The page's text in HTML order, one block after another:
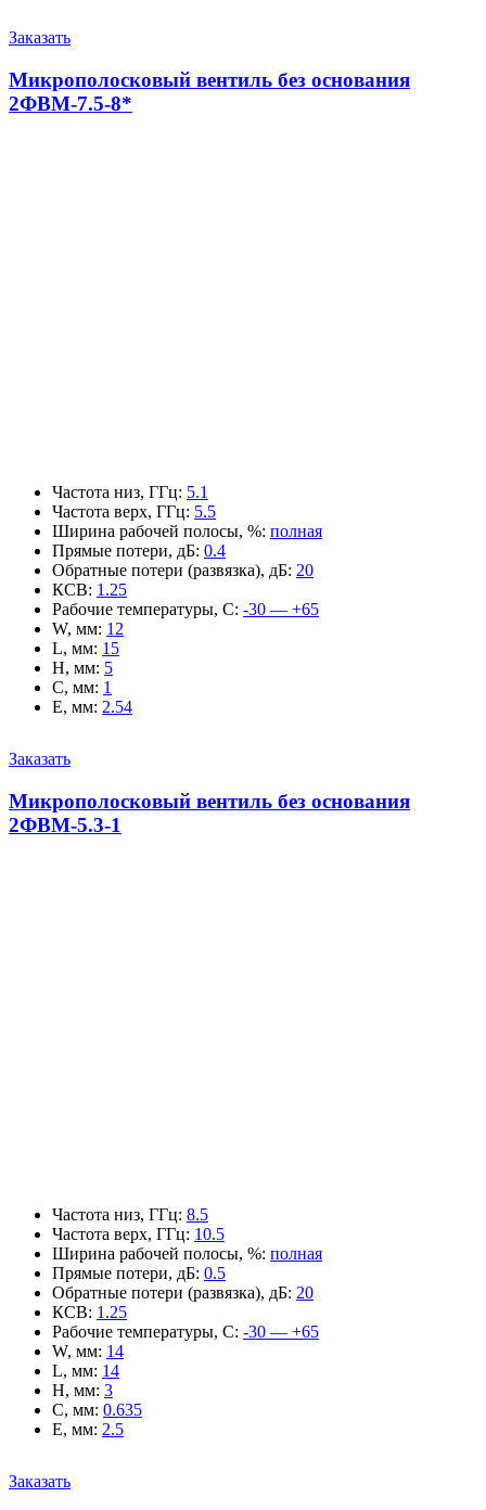
Заказать
Микрополосковый вентиль без основания
2ФВМ-7.5-8*
Частота низ, ГГц: 5.1
Частота верх, ГГц: 5.5
Ширина рабочей полосы, %: полная
Прямые потери, дБ: 0.4
Обратные потери (развязка), дБ: 20
КСВ: 1.25
Рабочие температуры, С: -30 — +65
W, мм: 12
L, мм: 15
H, мм: 5
C, мм: 1
E, мм: 2.54
Заказать
Микрополосковый вентиль без основания
2ФВМ-5.3-1
Частота низ, ГГц: 8.5
Частота верх, ГГц: 10.5
Ширина рабочей полосы, %: полная
Прямые потери, дБ: 0.5
Обратные потери (развязка), дБ: 20
КСВ: 1.25
Рабочие температуры, С: -30 — +65
W, мм: 14
L, мм: 14
H, мм: 3
C, мм: 0.635
E, мм: 2.5
Заказать